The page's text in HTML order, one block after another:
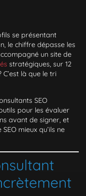
se présentant
le chiffre dépasse les
un site de
stratégiques, sur 12
là que le tri
SEO
pour les évaluer
avant de signer, et
mieux qu’ils ne